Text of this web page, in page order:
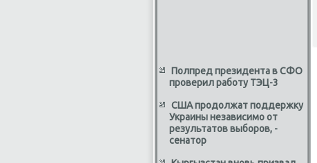
Полпред президента в СФО
проверил работу ТЭЦ-3
США продолжат поддержку
Украины независимо от
результатов выборов, -
сенатор